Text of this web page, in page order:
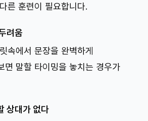
른 훈련이 필요합니다.
려움
속에서 문장을 완벽하게
면 말할 타이밍을 놓치는 경우가
상대가 없다